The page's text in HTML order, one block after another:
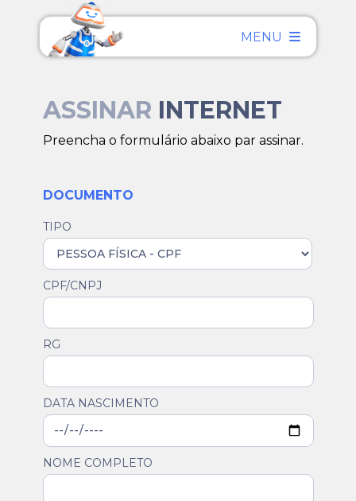
MENU
ASSINAR INTERNET
Preencha o formulário abaixo par assinar.
DOCUMENTO
TIPO
CPF/CNPJ
RG
DATA NASCIMENTO
NOME COMPLETO